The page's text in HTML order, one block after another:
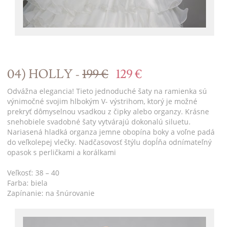
04) HOLLY -199 € 129 €
Odvážna elegancia! Tieto jednoduché šaty na ramienka sú
výnimočné svojim hlbokým V- výstrihom, ktorý je možné
prekryť dômyselnou vsadkou z čipky alebo organzy. Krásne
snehobiele svadobné šaty vytvárajú dokonalú siluetu.
Nariasená hladká organza jemne obopína boky a voľne padá
do veľkolepej vlečky. Nadčasovosť štýlu dopĺňa odnímateľný
opasok s perličkami a korálkami
Veľkosť: 38 – 40
Farba: biela
Zapínanie: na šnúrovanie